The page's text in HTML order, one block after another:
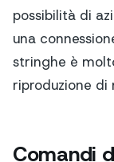
possibilità di
una
stringhe è
riproduzione di
Comandi